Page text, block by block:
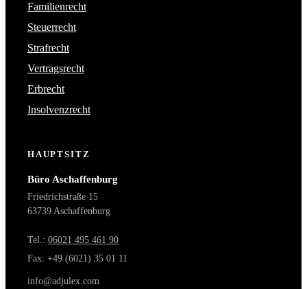
Familienrecht
Steuerrecht
Strafrecht
Vertragsrecht
Erbrecht
Insolvenzrecht
HAUPTSITZ
Büro Aschaffenburg
Friedrichstraße 15
63739 Aschaffenburg
Tel.: 06021 495 461 90
Fax: +49 (6021) 35 01 11
info@adjulex.com